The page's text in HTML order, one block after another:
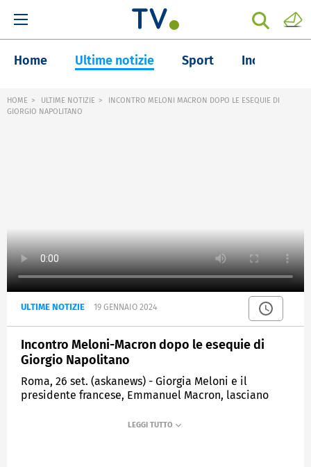
Home Ultime notizie Sport Inchieste
HOME ULTIME NOTIZIE
INCONTRO MELONI MACRON DOPO LE ESEQUIE DI
GIORGIO NAPOLITANO
ULTIME NOTIZIE 19 GENNAIO 2024
Incontro Meloni-Macron dopo le esequie di
Giorgio Napolitano
Roma, 26 set. (askanews) - Giorgia Meloni e il
presidente francese, Emmanuel Macron, lasciano
Chigi, al termine delle esequie di Giorgio